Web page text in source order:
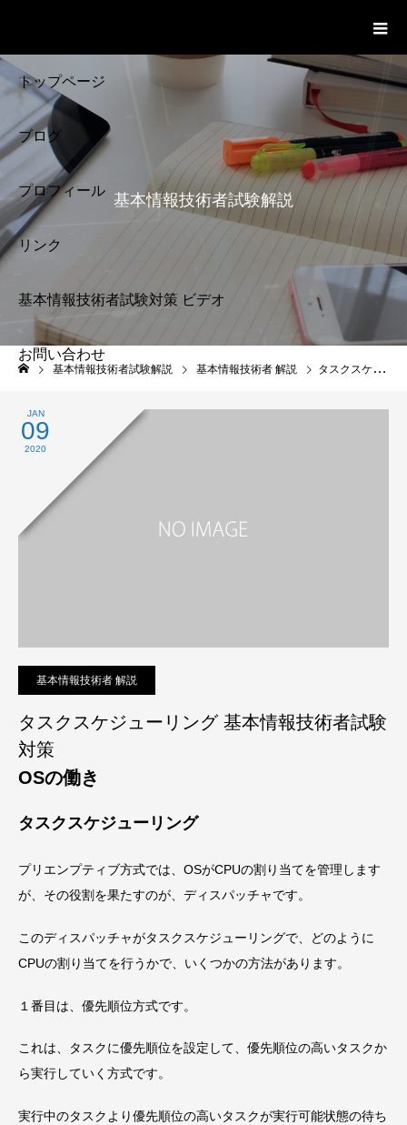
トップページ
ブログ
プロフィール
リンク
基本情報技術者試験対策 ビデオ
お問い合わせ
プライバシーポリシー
基本情報技術者試験
解説
基本情報技術者試験解説
基本情報技術者試験解説 基本情報技術者 解説 タスクスケジューリング 基本情報技術者試験対策
JAN
09
2020
基本情報技術者 解説
タスクスケジューリング 基本情報技術者試験
対策
OSの働き
タスクスケジューリング
プリエンプティブ方式では、OSがCPUの割り当てを管理します
が、その役割を果たすのが、ディスパッチャです。
このディスパッチャがタスクスケジューリングで、どのように
CPUの割り当てを行うかで、いくつかの方法があります。
１番目は、優先順位方式です。
これは、タスクに優先順位を設定して、優先順位の高いタスクか
ら実行していく方式です。
実行中のタスクより優先順位の高いタスクが実行可能状態の待ち